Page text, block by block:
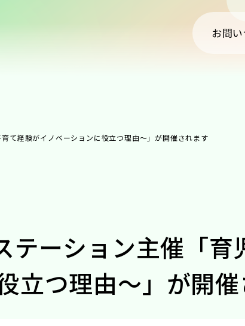
お問
て経験がイノベーションに役立つ理由～」が開催されます
テーション主催「
立つ理由～」が開